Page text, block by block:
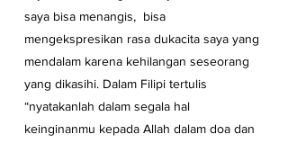
saya bisa menangis,  bisa
mengekspresikan rasa dukacita saya yang
mendalam karena kehilangan seseorang
yang dikasihi. Dalam Filipi tertulis
“nyatakanlah dalam segala hal
keinginanmu kepada Allah dalam doa dan